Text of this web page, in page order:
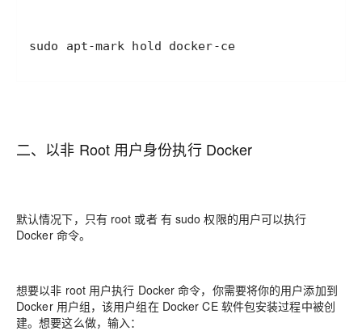
sudo apt-mark hold docker-ce
二、以非 Root 用户身份执行 Docker
默认情况下，只有 root 或者 有 sudo 权限的用户可以执行
Docker 命令。
想要以非 root 用户执行 Docker 命令，你需要将你的用户添加到
Docker 用户组，该用户组在 Docker CE 软件包安装过程中被创
建。想要这么做，输入：